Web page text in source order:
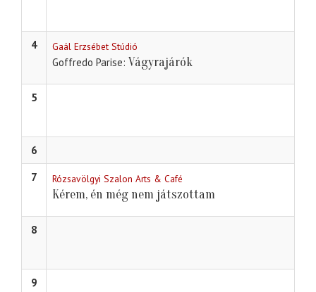
4 Gaál Erzsébet Stúdió
Goffredo Parise Vágyrajárók
5
6
7
Rózsavölgyi Szalon Arts & Café
Kérem, én még nem játszottam
8
9